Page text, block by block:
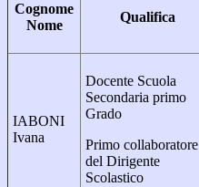
Cognome
Nome
Qualifica
IABONI
Ivana
Docente Scuola
Secondaria primo
Grado
Primo collaboratore
del Dirigente
Scolastico